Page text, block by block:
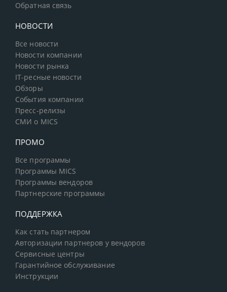
Обратная связь
НОВОСТИ
Все новости
Новости компании
Новости рынка
IT-ресные новости
Обзоры
События компании
Пресс-релизы
СМИ о MICS
ПРОМО
Все программы
Программы MICS
Программы вендоров
Партнерские программы
ПОДДЕРЖКА
Как стать партнером
Авторизации партнеров у вендоров
Сервисные центры
Гарантийное обслуживание
Инструкции